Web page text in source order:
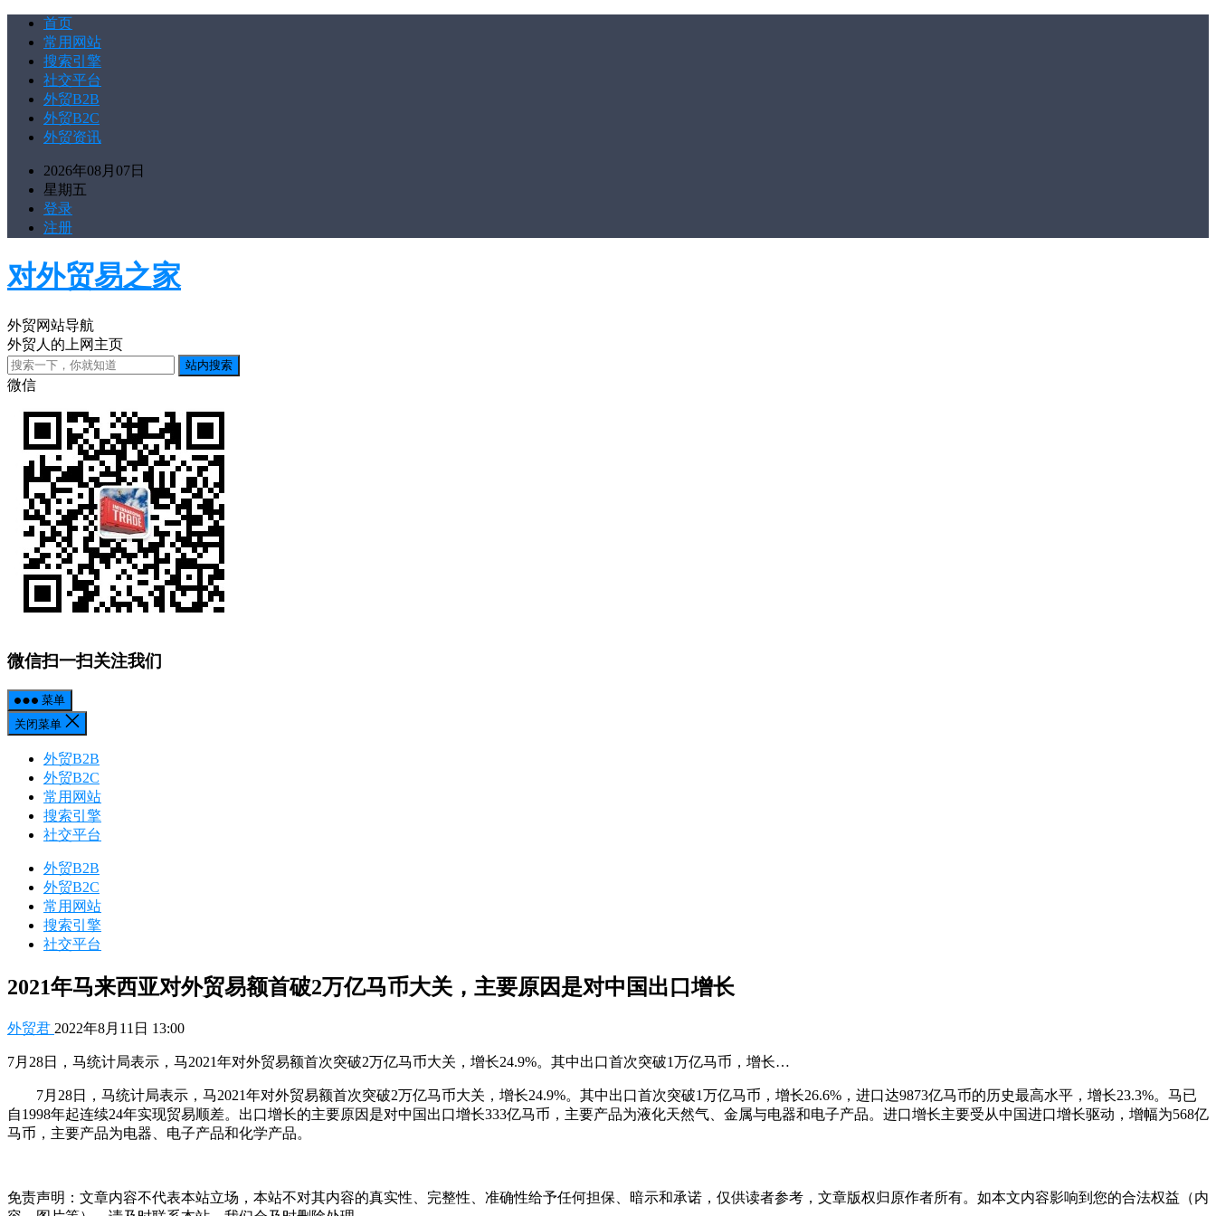
首页
常用网站
搜索引擎
社交平台
外贸B2B
外贸B2C
外贸资讯
2026年08月07日
星期五
登录
注册
对外贸易之家
外贸网站导航
外贸人的上网主页
微信
微信扫一扫关注我们
菜单
关闭菜单
外贸B2B
外贸B2C
常用网站
搜索引擎
社交平台
外贸B2B
外贸B2C
常用网站
搜索引擎
社交平台
2021年马来西亚对外贸易额首破2万亿马币大关，主要原因是对中国出口增长
外贸君 2022年8月11日 13:00
7月28日，马统计局表示，马2021年对外贸易额首次突破2万亿马币大关，增长24.9%。其中出口首次突破1万亿马币，增长…
7月28日，马统计局表示，马2021年对外贸易额首次突破2万亿马币大关，增长24.9%。其中出口首次突破1万亿马币，增长26.6%，进口达9873亿马币的历史最高水平，增长23.3%。马已
自1998年起连续24年实现贸易顺差。出口增长的主要原因是对中国出口增长333亿马币，主要产品为液化天然气、金属与电器和电子产品。进口增长主要受从中国进口增长驱动，增幅为568亿
马币，主要产品为电器、电子产品和化学产品。
免责声明：文章内容不代表本站立场，本站不对其内容的真实性、完整性、准确性给予任何担保、暗示和承诺，仅供读者参考，文章版权归原作者所有。如本文内容影响到您的合法权益（内